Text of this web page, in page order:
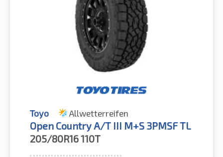
Toyo Allwetterreifen
Open Country A/T III M+S 3PMSF TL
205/80R16110T